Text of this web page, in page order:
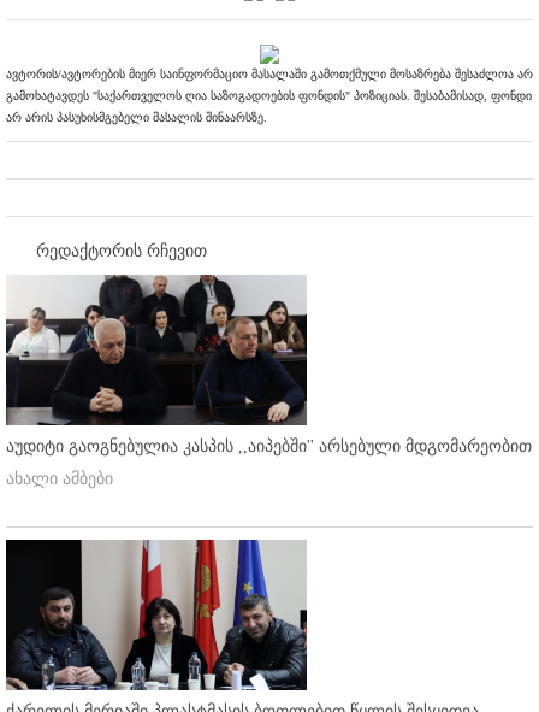
ავტორის/ავტორების მიერ საინფორმაციო მასალაში გამოთქმული მოსაზრება შესაძლოა არ
გამოხატავდეს "საქართველოს ღია საზოგადოების ფონდის" პოზიციას. შესაბამისად, ფონდი
არ არის პასუხისმგებელი მასალის შინაარსზე.
რედაქტორის რჩევით
აუდიტი გაოგნებულია კასპის ,,აიპებში'' არსებული მდგომარეობით
ახალი ამბები